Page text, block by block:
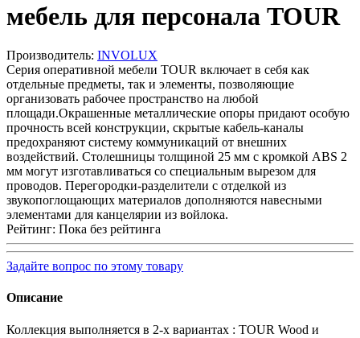
мебель для персонала TOUR
Производитель: INVOLUX
Серия оперативной мебели TOUR включает в себя как
отдельные предметы, так и элементы, позволяющие
организовать рабочее пространство на любой
площади.Окрашенные металлические опоры придают особую
прочность всей конструкции, скрытые кабель-каналы
предохраняют систему коммуникаций от внешних
воздействий. Столешницы толщиной 25 мм с кромкой ABS 2
мм могут изготавливаться со специальным вырезом для
проводов. Перегородки-разделители с отделкой из
звукопоглощающих материалов дополняются навесными
элементами для канцелярии из войлока.
Рейтинг: Пока без рейтинга
Задайте вопрос по этому товару
Описание
Коллекция выполняется в 2-х вариантах : TOUR Wood и